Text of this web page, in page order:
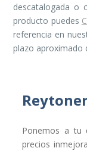
descatalogada o
producto puedes
referencia en
plazo aproximado
Ponemos a tu
precios